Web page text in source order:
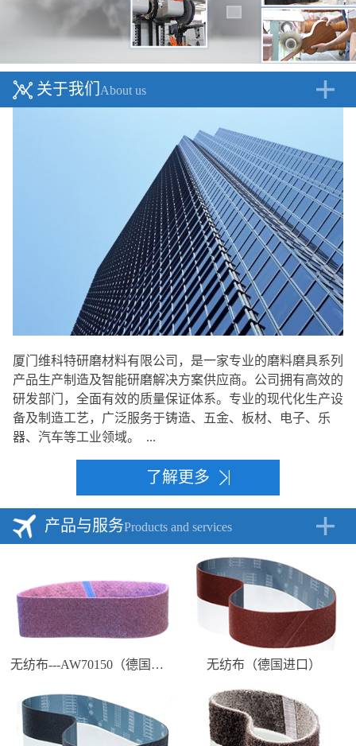
关于我们 About us
厦门维科特研磨材料有限公司，是一家专业的磨料磨具系列
产品生产制造及智能研磨解决方案供应商。公司拥有高效的
研发部门，全面有效的质量保证体系。专业的现代化生产设
备及制造工艺，广泛服务于铸造、五金、板材、电子、乐
器、汽车等工业领域。 ...
了解更多
产品与服务Products and services
无纺布---AW70150（德国进口） 无纺布（德国进口）